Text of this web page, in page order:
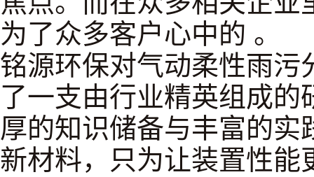
为了众多客户心中的 。
铭源环保对气动柔性雨
了一支由行业精英组成
厚的知识储备与丰富的
新材料，只为让装置性